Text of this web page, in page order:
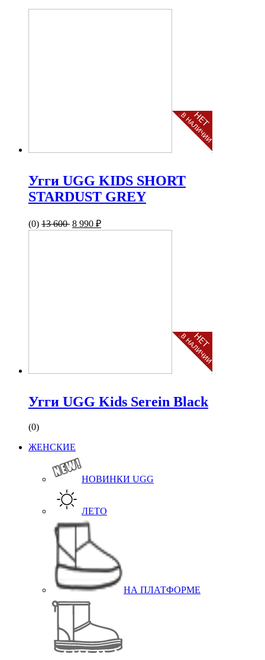
Угги UGG KIDS SHORT
STARDUST GREY
(0) 13 600 8 990 ₽
Угги UGG Kids Serein Black
(0)
ЖЕНСКИЕ
НОВИНКИ UGG
ЛЕТО
НА ПЛАТФОРМЕ